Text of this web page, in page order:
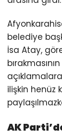
belediye
İsa Atay,
ilişkin henüz
AK